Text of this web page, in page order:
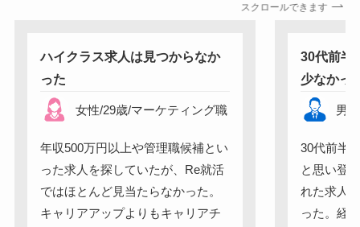
スクロールできます
ハイクラス求人は見つからなか
った
女性/29歳/マーケティング職
年収500万円以上や管理職候補とい
った求人を探していたが、Re就活
ではほとんど見当たらなかった。
キャリアアップよりもキャリアチ
30代前半
少なかっ
男性
30代前半
と思い登
れた求人
った。経